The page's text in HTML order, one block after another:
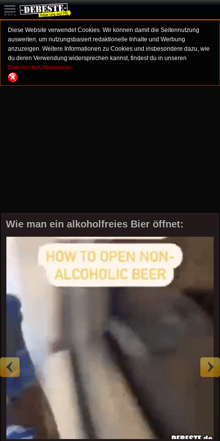
Diese Website verwendet Cookies. Wir können damit die Seitennutzung
auswerten, um nutzungsbasiert redaktionelle Inhalte und Werbung
anzuzeigen. Weitere Informationen zu Cookies und insbesondere dazu, wie
du deren Verwendung widersprechen kannst, findest du in unseren
Datenschutzhinweisen.
Wie man ein alkoholfreies Bier öffnet: